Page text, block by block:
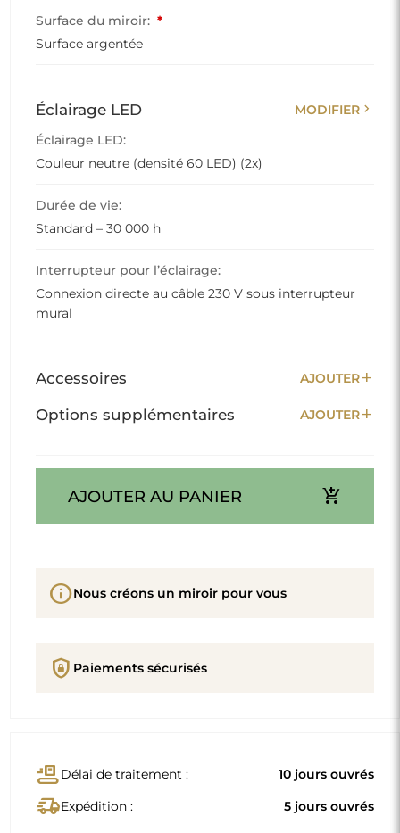
Surface du miroir: *
Surface argentée
Éclairage LED MODIFIER chevron_right
Éclairage LED:
Couleur neutre (densité 60 LED) (2x)
Durée de vie:
Standard – 30 000 h
Interrupteur pour l’éclairage:
Connexion directe au câble 230 V sous interrupteur
mural
Accessoires AJOUTERadd
Options supplémentaires AJOUTERadd
AJOUTER AU PANIER add_shopping_cart
infoNous créons un miroir pour vous
shield_lock Paiements sécurisés
conveyor_beltDélai de traitement : 10 jours ouvrés
delivery_truck_speedExpédition : 5 jours ouvrés